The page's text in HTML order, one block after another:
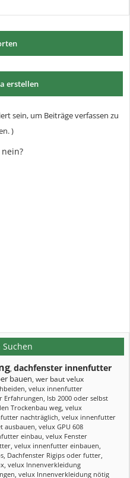
erstellen
sein, um Beiträge verfassen zu
)
, dachfenster innenfutter
bauen, wer baut velux
, velux innenfutter
Erfahrungen, lsb 2000 oder selbst
Trockenbau weg, velux
nachträglich, velux innenfutter
ausbauen, velux GPU 608
einbau, velux Fenster
, velux innenfutter einbauen,
, Dachfenster Rigips oder futter,
, velux Innenverkleidung
, velux Innenverkleidung nötig